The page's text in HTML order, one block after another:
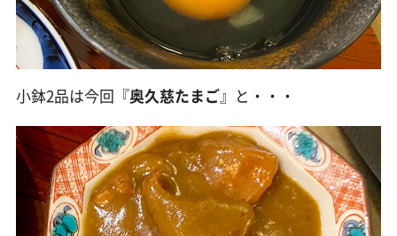
小鉢2品は今回『奥久慈たまご』と・・・